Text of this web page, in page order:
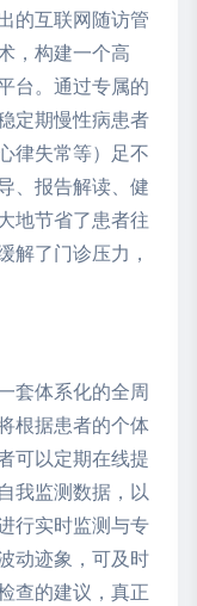
的互联网随访管
，构建一个高
台。通过专属的
定期慢性病患者
律失常等）足不
、报告解读、健
地节省了患者往
解了门诊压力，
套体系化的全周
根据患者的个体
可以定期在线提
我监测数据，以
行实时监测与专
动迹象，可及时
查的建议，真正